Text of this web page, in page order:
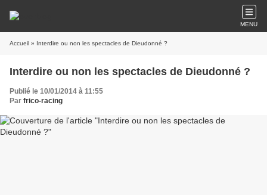
MENU
Accueil » Interdire ou non les spectacles de Dieudonné ?
Interdire ou non les spectacles de Dieudonné ?
Publié le 10/01/2014 à 11:55
Par frico-racing